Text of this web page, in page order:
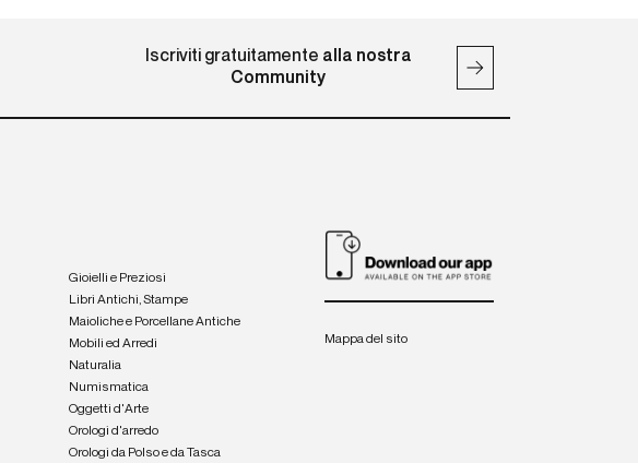
Iscriviti gratuitamente alla nostra
Community
Gioielli e Preziosi
Libri Antichi, Stampe
Maioliche e Porcellane Antiche
Mobili ed Arredi
Naturalia
Numismatica
Oggetti d'Arte
Orologi d'arredo
Orologi da Polso e da Tasca
Mappa del sito